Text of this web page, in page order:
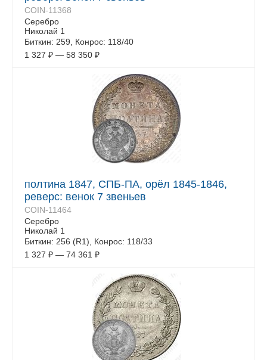
COIN-11368
Серебро
Николай 1
Биткин: 259, Конрос: 118/40
1 327 ₽ — 58 350 ₽
полтина 1847, СПБ-ПА, орёл 1845-1846,
реверс: венок 7 звеньев
COIN-11464
Серебро
Николай 1
Биткин: 256 (R1), Конрос: 118/33
1 327 ₽ — 74 361 ₽